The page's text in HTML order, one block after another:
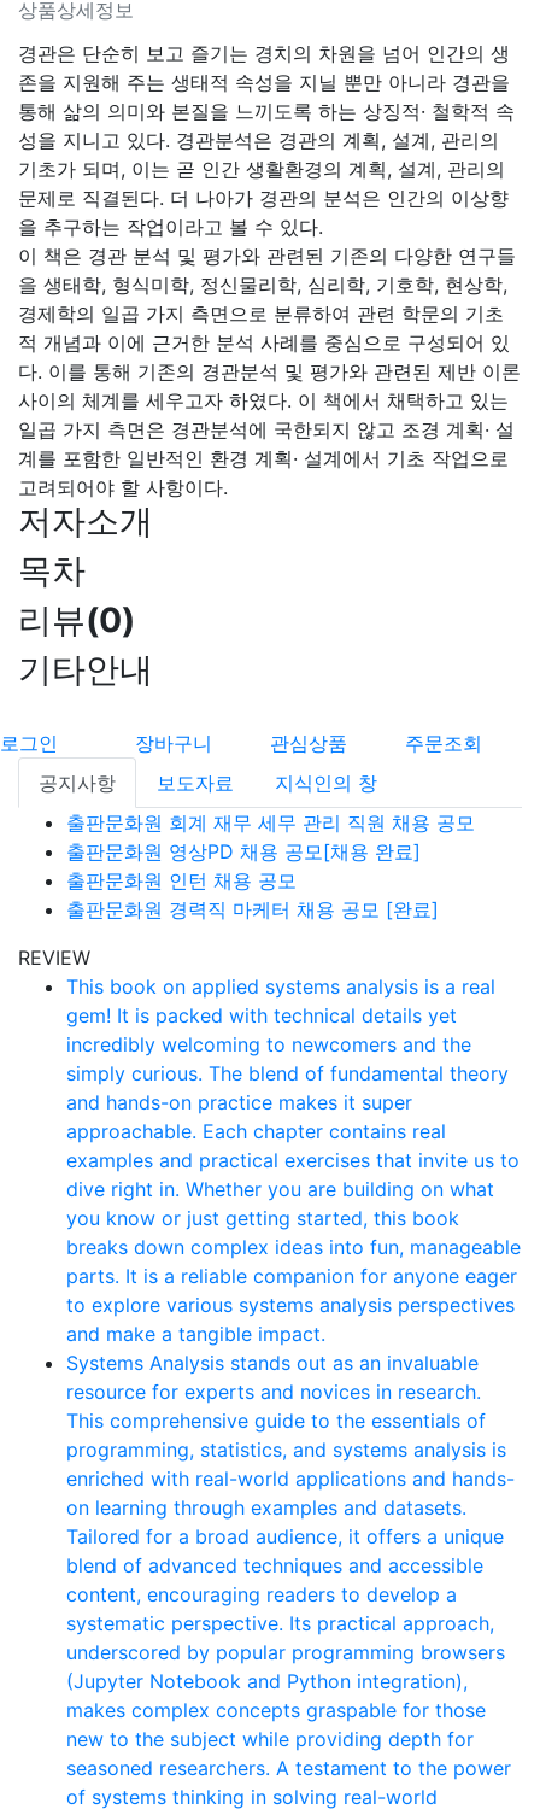
상품상세정보
경관은 단순히 보고 즐기는 경치의 차원을 넘어 인간의 생
존을 지원해 주는 생태적 속성을 지닐 뿐만 아니라 경관을
통해 삶의 의미와 본질을 느끼도록 하는 상징적· 철학적 속
성을 지니고 있다. 경관분석은 경관의 계획, 설계, 관리의
기초가 되며, 이는 곧 인간 생활환경의 계획, 설계, 관리의
문제로 직결된다. 더 나아가 경관의 분석은 인간의 이상향
을 추구하는 작업이라고 볼 수 있다.
이 책은 경관 분석 및 평가와 관련된 기존의 다양한 연구들
을 생태학, 형식미학, 정신물리학, 심리학, 기호학, 현상학,
경제학의 일곱 가지 측면으로 분류하여 관련 학문의 기초
적 개념과 이에 근거한 분석 사례를 중심으로 구성되어 있
다. 이를 통해 기존의 경관분석 및 평가와 관련된 제반 이론
사이의 체계를 세우고자 하였다. 이 책에서 채택하고 있는
일곱 가지 측면은 경관분석에 국한되지 않고 조경 계획· 설
계를 포함한 일반적인 환경 계획· 설계에서 기초 작업으로
고려되어야 할 사항이다.
저자소개
목차
리뷰(0)
기타안내
로그인 장바구니 관심상품
주문조회
공지사항
보도자료
지식인의 창
출판문화원 회계 재무 세무 관리 직원 채용 공모
출판문화원 영상PD 채용 공모[채용 완료]
출판문화원 인턴 채용 공모
출판문화원 경력직 마케터 채용 공모 [완료]
REVIEW
This book on applied systems analysis is a real
gem! It is packed with technical details yet
incredibly welcoming to newcomers and the
simply curious. The blend of fundamental theory
and hands-on practice makes it super
approachable. Each chapter contains real
examples and practical exercises that invite us to
dive right in. Whether you are building on what
you know or just getting started, this book
breaks down complex ideas into fun, manageable
parts. It is a reliable companion for anyone eager
to explore various systems analysis perspectives
and make a tangible impact.
Systems Analysis stands out as an invaluable
resource for experts and novices in research.
This comprehensive guide to the essentials of
programming, statistics, and systems analysis is
enriched with real-world applications and hands-
on learning through examples and datasets.
Tailored for a broad audience, it offers a unique
blend of advanced techniques and accessible
content, encouraging readers to develop a
systematic perspective. Its practical approach,
underscored by popular programming browsers
(Jupyter Notebook and Python integration),
makes complex concepts graspable for those
new to the subject while providing depth for
seasoned researchers. A testament to the power
of systems thinking in solving real-world